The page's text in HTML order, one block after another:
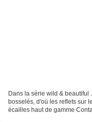
Dans la série wild & beautiful
bosselés, d'où les reflets sur
écailles haut de gamme